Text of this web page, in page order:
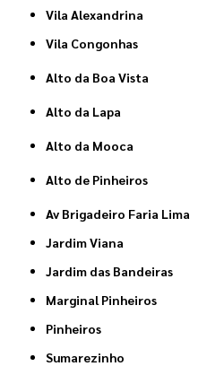
Vila Alexandrina
Vila Congonhas
Alto da Boa Vista
Alto da Lapa
Alto da Mooca
Alto de Pinheiros
Av Brigadeiro Faria Lima
Jardim Viana
Jardim das Bandeiras
Marginal Pinheiros
Pinheiros
Sumarezinho